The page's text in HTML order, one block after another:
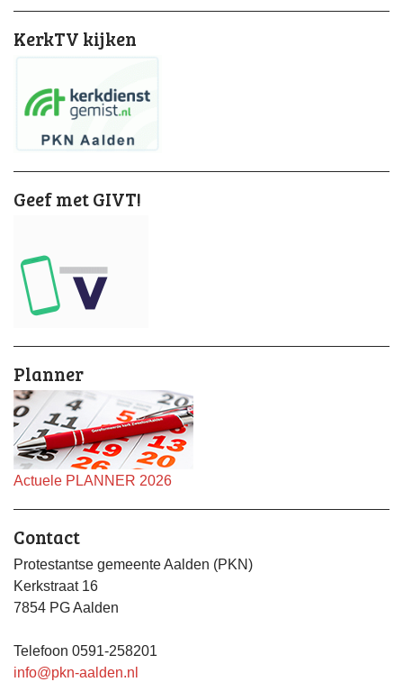
KerkTV kijken
Geef met GIVT!
Planner
Actuele PLANNER 2026
Contact
Protestantse gemeente Aalden (PKN)
Kerkstraat 16
7854 PG Aalden
Telefoon 0591-258201
info@pkn-aalden.nl